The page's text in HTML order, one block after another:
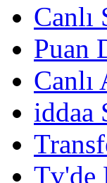
Canlı
Puan
Canlı
iddaa
Tv'de